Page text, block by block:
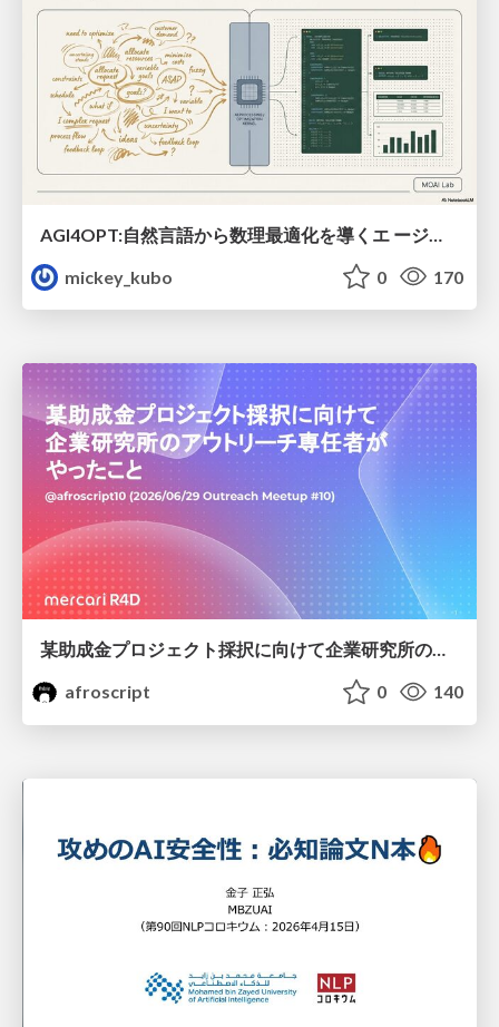
mickey_kubo
0 170
某助成金プロジェクト採択に向けて企業研究所のアウトリーチ専任者がやったこと
afroscript
0 140